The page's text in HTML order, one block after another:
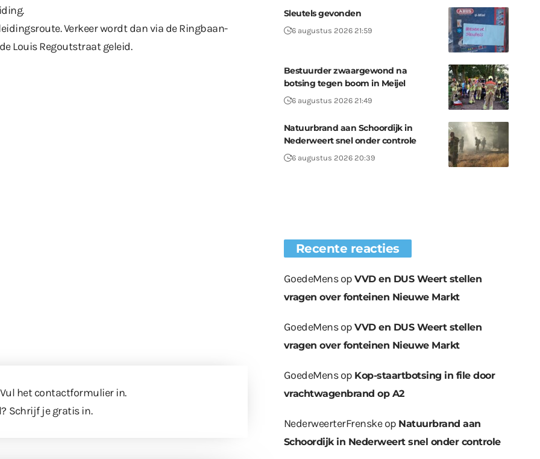
Verkeer wordt dan via de Ringbaan-
Louis Regoutstraat geleid.
het contactformulierin.
Schrijf je gratis in.
Sleutels gevonden
6 augustus 2026 21:59
Bestuurder zwaargewond na
botsing tegen boom in Meijel
6 augustus 2026 21:49
Natuurbrand aan Schoordijk in
Nederweert snel onder controle
6 augustus 2026 20:39
Recente reacties
GoedeMensopVVD en DUS Weert stellen
vragen over fonteinen Nieuwe Markt
GoedeMensopVVD en DUS Weert stellen
vragen over fonteinen Nieuwe Markt
GoedeMensop Kop-staartbotsing in file door
vrachtwagenbrand op A2
NederweerterFrenskeop Natuurbrand aan
Schoordijk in Nederweert snel onder controle